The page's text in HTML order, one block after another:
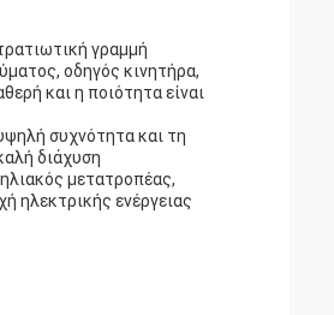
γραμμή
οδηγός κινητήρα,
και η ποιότητα είναι
συχνότητα και τη
διάχυση
μετατροπέας,
ηλεκτρικής ενέργειας